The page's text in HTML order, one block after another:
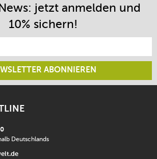
jetzt anmelden und
10% sichern!
ABONNIEREN
Deutschlands